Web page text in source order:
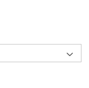
cu mesajul Prima
toti copii, asa ca
nu uitati sa lasati un